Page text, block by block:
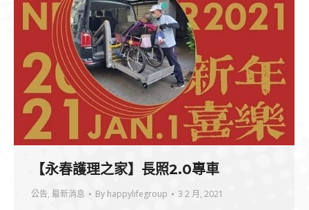
【永春護理之家】長照2.0專車
公告, 最新消息 By happylifegroup 3 2 月, 2021